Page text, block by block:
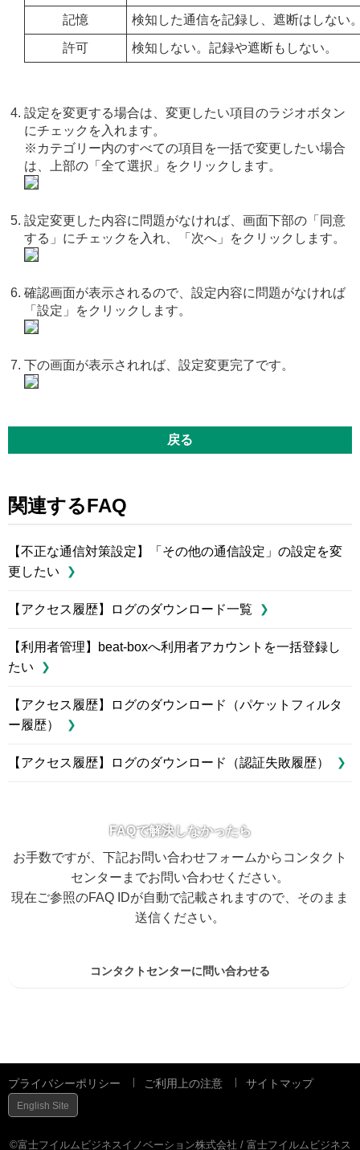
記憶 検知した通信を記録し、遮断はしない
許可 検知しない。記録や遮断もしない。
設定を変更する場合は、変更したい項目のラジオボタン
にチェックを入れます。
※カテゴリー内のすべての項目を一括で変更したい場合
は、上部の「全て選択」をクリックします。
設定変更した内容に問題がなければ、画面下部の「同意
する」にチェックを入れ、「次へ」をクリックします。
確認画面が表示されるので、設定内容に問題がなければ
「設定」をクリックします。
下の画面が表示されれば、設定変更完了です。
戻る
関連するFAQ
【不正な通信対策設定】「その他の通信設定」の設定を変
更したい
【アクセス履歴】ログのダウンロード一覧
【利用者管理】beat-boxへ利用者アカウントを一括登録し
たい
【アクセス履歴】ログのダウンロード（パケットフィルタ
ー履歴）
【アクセス履歴】ログのダウンロード（認証失敗履歴）
FAQで解決しなかったら
お手数ですが、下記お問い合わせフォームからコンタクト
センターまでお問い合わせください。
現在ご参照のFAQ IDが自動で記載されますので、そのまま
送信ください。
コンタクトセンターに問い合わせる
プライバシーポリシー ご利用上の注意 サイトマップ
English Site
©富士フイルムビジネスイノベーション株式会社 / 富士フイルムビジネス